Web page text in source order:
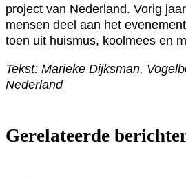
project van Nederland. Vorig
mensen deel aan het
toen uit huismus, koolmees en
Tekst: Marieke Dijksman,
Nederland
Gerelateerde